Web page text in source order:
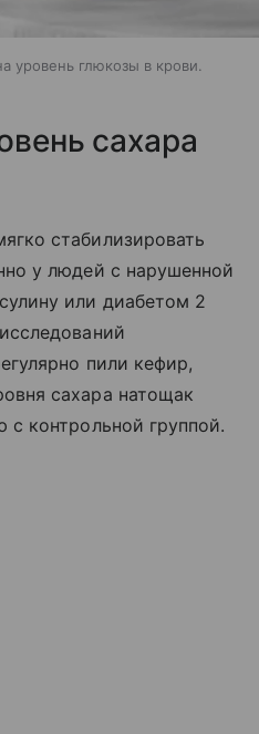
уровень глюкозы в крови.
сахара
стабилизировать
у людей с нарушенной
или диабетом 2
пили кефир,
сахара натощак
с контрольной группой.